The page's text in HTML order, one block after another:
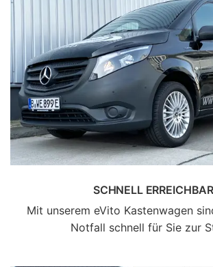
SCHNELL ERREICHBAR
Mit unserem eVito Kastenwagen
Notfall schnell für Sie zur